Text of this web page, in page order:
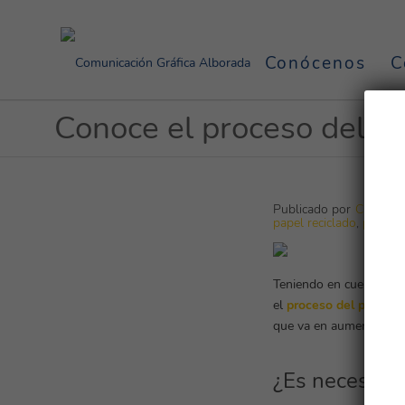
Conócenos
Conoce el proceso del
Publicado por
papel reciclado,
Teniendo en cuenta
el proceso del papel
que va en aumento.
¿Es